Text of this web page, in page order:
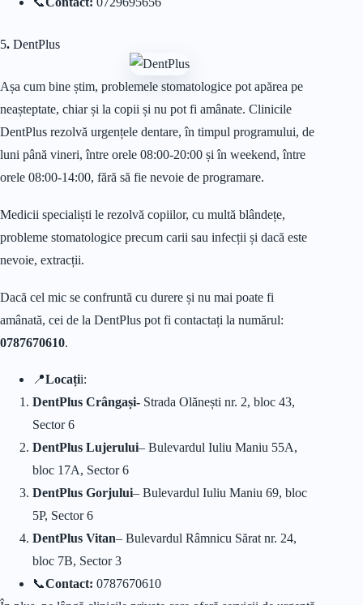
5. DentPlus
Așa cum bine știm, problemele stomatologice pot apărea pe
neașteptate, chiar și la copii și nu pot fi amânate. Clinicile
DentPlus rezolvă urgențele dentare, în timpul programului, de
luni până vineri, între orele 08:00-20:00 și în weekend, între
orele 08:00-14:00, fără să fie nevoie de programare.
Medicii specialiști le rezolvă copiilor, cu multă blândețe,
probleme stomatologice precum carii sau infecții și dacă este
nevoie, extracții.
Dacă cel mic se confruntă cu durere și nu mai poate fi
amânată, cei de la DentPlus pot fi contactați la numărul:
0787670610.
📍Locații:
DentPlus Crângași- Strada Olănești nr. 2, bloc 43,
Sector 6
DentPlus Lujerului– Bulevardul Iuliu Maniu 55A,
bloc 17A, Sector 6
DentPlus Gorjului– Bulevardul Iuliu Maniu 69, bloc
5P, Sector 6
DentPlus Vitan– Bulevardul Râmnicu Sărat nr. 24,
bloc 7B, Sector 3
📞Contact: 0787670610